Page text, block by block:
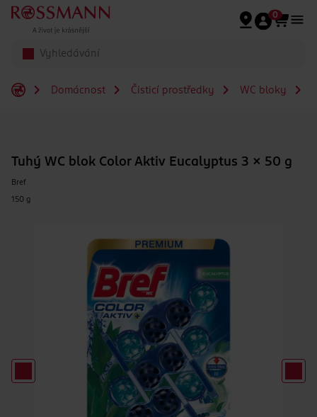
Přeskočit na hlavmní obsah
0
Domácnost Čisticí prostředky WC bloky
Tuhý WC blok Color Aktiv Eucalyptus 3 x 50 g
Bref
150 g